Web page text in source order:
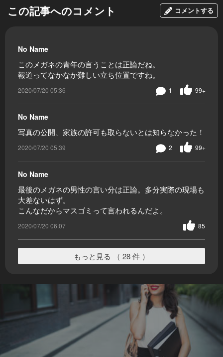
この記事へのコメント コメントする
No Name
このメガネの青年の言うことは正論だね。
報道ってなかなか難しい立ち位置ですね。
2020/07/20 05:36 99+
1
No Name
写真の公開、家族の許可も取らないとは知らなかった！
2020/07/20 05:39 99+
2
No Name
最後のメガネの男性の言い分は正論。多分実際の現場も
大差ないはず。
こんなだからマスゴミって言われるんだよ。
2020/07/20 06:07 85
もっと見る （ 28 件 ）